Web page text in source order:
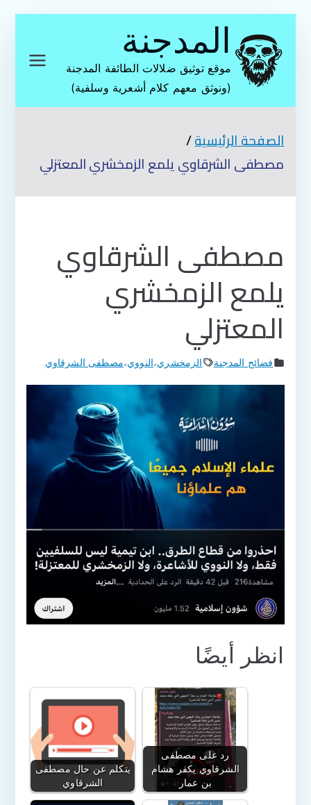
المحتوى
المدجنة
موقع توثيق ضلالات الطائفة المدجنة
(ونوثق معهم كلام أشعرية وسلفية)
الصفحة الرئيسية
مصطفى الشرقاوي يلمع الزمخشري المعتزلي
مصطفى الشرقاوي
يلمع الزمخشري
المعتزلي
فضائح المدجنة الزمخشري،النووي،مصطفى الشرقاوي
انظر أيضًا
يتكلم عن حال مصطفى
الشرقاوي
رد على مصطفى
الشرقاوي يكفر هشام
بن عمار